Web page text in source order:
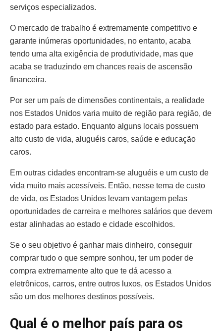
serviços especializados.
O mercado de trabalho é extremamente competitivo e
garante inúmeras oportunidades, no entanto, acaba
tendo uma alta exigência de produtividade, mas que
acaba se traduzindo em chances reais de ascensão
financeira.
Por ser um país de dimensões continentais, a realidade
nos Estados Unidos varia muito de região para região, de
estado para estado. Enquanto alguns locais possuem
alto custo de vida, aluguéis caros, saúde e educação
caros.
Em outras cidades encontram-se aluguéis e um custo de
vida muito mais acessíveis. Então, nesse tema de custo
de vida, os Estados Unidos levam vantagem pelas
oportunidades de carreira e melhores salários que devem
estar alinhadas ao estado e cidade escolhidos.
Se o seu objetivo é ganhar mais dinheiro, conseguir
comprar tudo o que sempre sonhou, ter um poder de
compra extremamente alto que te dá acesso a
eletrônicos, carros, entre outros luxos, os Estados Unidos
são um dos melhores destinos possíveis.
Qual é o melhor país para os